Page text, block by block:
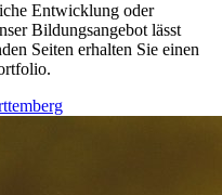
Entwicklung oder
Bildungsangebot lässt
Seiten erhalten Sie einen